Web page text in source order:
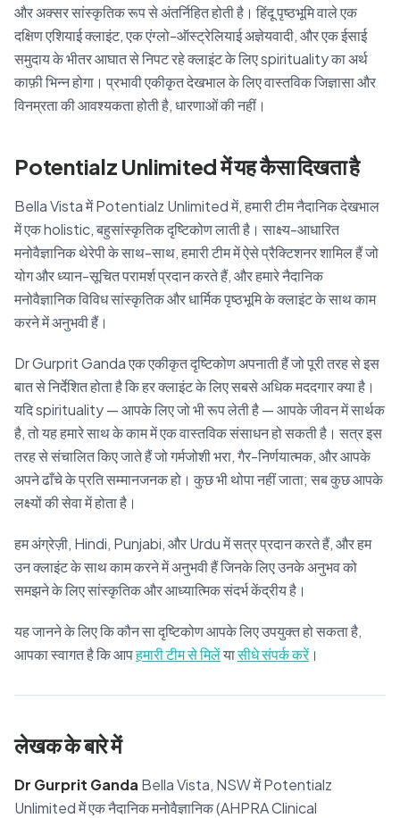
और अक्सर सांस्कृतिक रूप से अंतर्निहित होती है। हिंदू पृष्ठभूमि वाले एक
दक्षिण एशियाई क्लाइंट, एक एंग्लो-ऑस्ट्रेलियाई अज्ञेयवादी, और एक ईसाई
समुदाय के भीतर आघात से निपट रहे क्लाइंट के लिए spirituality का अर्थ
काफ़ी भिन्न होगा। प्रभावी एकीकृत देखभाल के लिए वास्तविक जिज्ञासा और
विनम्रता की आवश्यकता होती है, धारणाओं की नहीं।
Potentialz Unlimited में यह कैसा दिखता है
Bella Vista में Potentialz Unlimited में, हमारी टीम नैदानिक देखभाल
में एक holistic, बहुसांस्कृतिक दृष्टिकोण लाती है। साक्ष्य-आधारित
मनोवैज्ञानिक थेरेपी के साथ-साथ, हमारी टीम में ऐसे प्रैक्टिशनर शामिल हैं जो
योग और ध्यान-सूचित परामर्श प्रदान करते हैं, और हमारे नैदानिक
मनोवैज्ञानिक विविध सांस्कृतिक और धार्मिक पृष्ठभूमि के क्लाइंट के साथ काम
करने में अनुभवी हैं।
Dr Gurprit Ganda एक एकीकृत दृष्टिकोण अपनाती हैं जो पूरी तरह से इस
बात से निर्देशित होता है कि हर क्लाइंट के लिए सबसे अधिक मददगार क्या है।
यदि spirituality — आपके लिए जो भी रूप लेती है — आपके जीवन में सार्थक
है, तो यह हमारे साथ के काम में एक वास्तविक संसाधन हो सकती है। सत्र इस
तरह से संचालित किए जाते हैं जो गर्मजोशी भरा, गैर-निर्णयात्मक, और आपके
अपने ढाँचे के प्रति सम्मानजनक हो। कुछ भी थोपा नहीं जाता; सब कुछ आपके
लक्ष्यों की सेवा में होता है।
हम अंग्रेज़ी, Hindi, Punjabi, और Urdu में सत्र प्रदान करते हैं, और हम
उन क्लाइंट के साथ काम करने में अनुभवी हैं जिनके लिए उनके अनुभव को
समझने के लिए सांस्कृतिक और आध्यात्मिक संदर्भ केंद्रीय है।
यह जानने के लिए कि कौन सा दृष्टिकोण आपके लिए उपयुक्त हो सकता है,
आपका स्वागत है कि आपहमारी टीम से मिलेंयासीधे संपर्क करें।
लेखक के बारे में
Dr Gurprit Ganda Bella Vista, NSW में Potentialz
Unlimited में एक नैदानिक मनोवैज्ञानिक (AHPRA Clinical